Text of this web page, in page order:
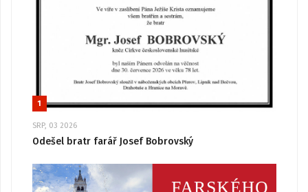
1
SRP, 03 2026
Odešel bratr farář Josef Bobrovský